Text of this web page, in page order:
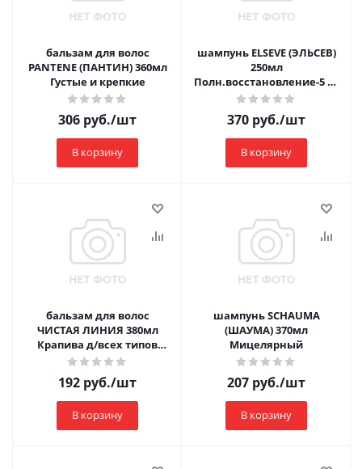
бальзам для волос
PANTENE (ПАНТИН) 360мл
Густые и крепкие
306 руб./шт
В корзину
шампунь ELSEVE (ЭЛЬСЕВ)
250мл
Полн.восстановление-5 д/
поврежд.волос 1/12
370 руб./шт
В корзину
бальзам для волос
ЧИСТАЯ ЛИНИЯ 380мл
Крапива д/всех типов
волос 1/12
192 руб./шт
В корзину
шампунь SCHAUMA
(ШАУМА) 370мл
Мицелярный
207 руб./шт
В корзину